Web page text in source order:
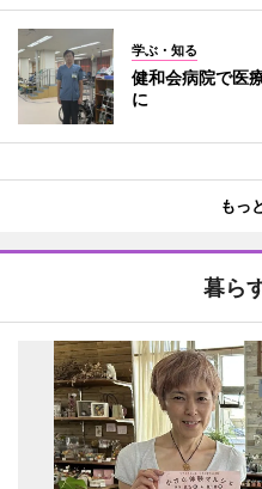
学ぶ・知る
健和会病院で医
に
もっ
暮ら